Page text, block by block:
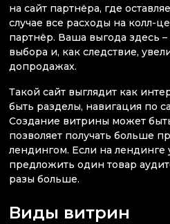
на сайт партнёра, где
случае все расходы на колл-
партнёр. Ваша выгода здесь
выбора и, как следствие,
допродажах.
Такой сайт выглядит как
быть разделы, навигация по
Создание витрины может
позволяет получать больше
лендингом. Если на лендинге
предложить один товар
разы больше.
Виды витрин